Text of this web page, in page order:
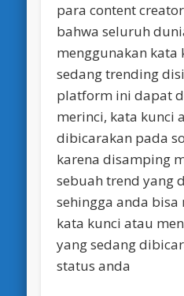
para content
bahwa seluruh
menggunakan kata
sedang trending
platform ini dapat
merinci, kata kunci
dibicarakan pada
karena disamping
sebuah trend yang
sehingga anda bisa
kata kunci atau
yang sedang
status anda